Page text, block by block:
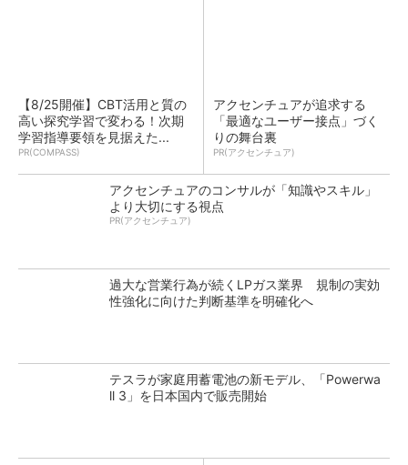
【8/25開催】CBT活用と質の
高い探究学習で変わる！次期
学習指導要領を見据えた...
PR(COMPASS)
アクセンチュアが追求する
「最適なユーザー接点」づく
りの舞台裏
PR(アクセンチュア)
アクセンチュアのコンサルが「知識やスキル」
より大切にする視点
PR(アクセンチュア)
過大な営業行為が続くLPガス業界 規制の実効
性強化に向けた判断基準を明確化へ
テスラが家庭用蓄電池の新モデル、「Powerwa
ll 3」を日本国内で販売開始